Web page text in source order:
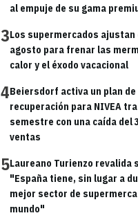
al empuje de su gama
3Los supermercados ajustan
agosto para frenar las
calor y el éxodo vacacional
4Beiersdorf activa un plan de
recuperación para NIVEA
semestre con una caída del
ventas
5Laureano Turienzo revalida
"España tiene, sin lugar a
mejor sector de
mundo"